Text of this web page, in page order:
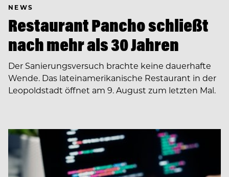
NEWS
Restaurant Pancho schließt
nach mehr als 30 Jahren
Der Sanierungsversuch brachte keine dauerhafte
Wende. Das lateinamerikanische Restaurant in der
Leopoldstadt öffnet am 9. August zum letzten Mal.